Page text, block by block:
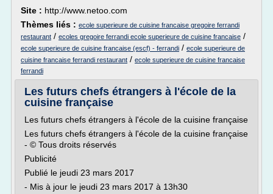
Site : http://www.netoo.com
Thèmes liés : ecole superieure de cuisine francaise gregoire ferrandi
restaurant / ecoles gregoire ferrandi ecole superieure de cuisine francaise /
ecole superieure de cuisine francaise (escf) - ferrandi / ecole superieure de
cuisine francaise ferrandi restaurant / ecole superieure de cuisine francaise
ferrandi
Les futurs chefs étrangers à l'école de la
cuisine française
Les futurs chefs étrangers à l'école de la cuisine française
Les futurs chefs étrangers à l'école de la cuisine française
- © Tous droits réservés
Publicité
Publié le jeudi 23 mars 2017
- Mis à jour le jeudi 23 mars 2017 à 13h30